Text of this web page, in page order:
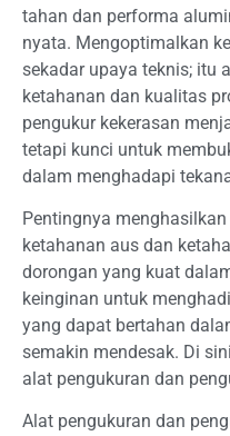
tahan dan performa
nyata. Mengoptimalkan
sekadar upaya teknis; itu
ketahanan dan kualitas
pengukur kekerasan
tetapi kunci untuk
dalam menghadapi
Pentingnya
ketahanan aus dan
dorongan yang kuat
keinginan untuk
yang dapat bertahan
semakin mendesak. Di
alat pengukuran dan
Alat pengukuran dan